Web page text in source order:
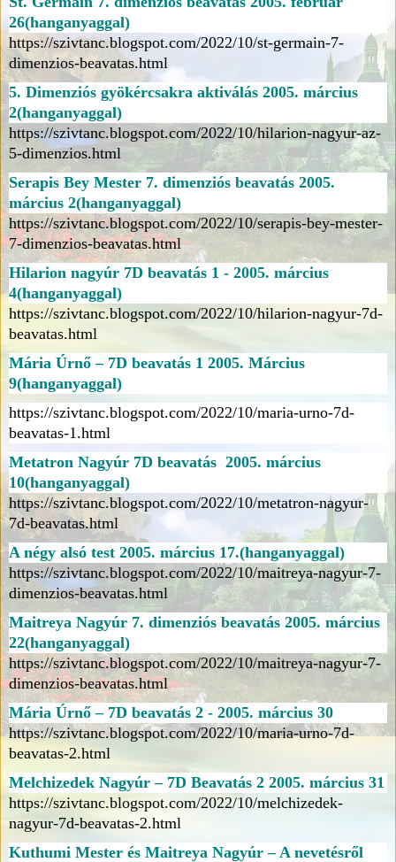
26(hanganyaggal)
https://szivtanc.blogspot.com/2022/10/st-germain-7-
dimenzios-beavatas.html
5. Dimenziós gyökércsakra aktiválás 2005. március
2(hanganyaggal)
https://szivtanc.blogspot.com/2022/10/hilarion-nagyur-az-
5-dimenzios.html
Serapis Bey Mester 7. dimenziós beavatás 2005.
március 2(hanganyaggal)
https://szivtanc.blogspot.com/2022/10/serapis-bey-mester-
7-dimenzios-beavatas.html
Hilarion nagyúr 7D beavatás 1 - 2005. március
4(hanganyaggal)
https://szivtanc.blogspot.com/2022/10/hilarion-nagyur-7d-
beavatas.html
Mária Úrnő – 7D beavatás 1 2005. Március
9(hanganyaggal)
https://szivtanc.blogspot.com/2022/10/maria-urno-7d-
beavatas-1.html
Metatron Nagyúr 7D beavatás 2005. március
10(hanganyaggal)
https://szivtanc.blogspot.com/2022/10/metatron-nagyur-
7d-beavatas.html
A négy alsó test 2005. március 17.(hanganyaggal)
https://szivtanc.blogspot.com/2022/10/maitreya-nagyur-7-
dimenzios-beavatas.html
Maitreya Nagyúr 7. dimenziós beavatás 2005. március
22(hanganyaggal)
https://szivtanc.blogspot.com/2022/10/maitreya-nagyur-7-
dimenzios-beavatas.html
Mária Úrnő – 7D beavatás 2 - 2005. március 30
https://szivtanc.blogspot.com/2022/10/maria-urno-7d-
beavatas-2.html
Melchizedek Nagyúr – 7D Beavatás 2 2005. március 31
https://szivtanc.blogspot.com/2022/10/melchizedek-
nagyur-7d-beavatas-2.html
Kuthumi Mester és Maitreya Nagyúr – A nevetésről